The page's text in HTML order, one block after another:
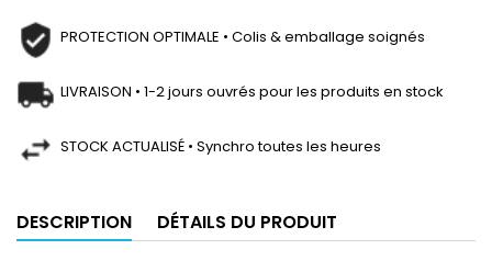
PROTECTION OPTIMALE • Colis & emballage soignés
LIVRAISON • 1-2 jours ouvrés pour les produits en stock
STOCK ACTUALISÉ • Synchro toutes les heures
DESCRIPTION DÉTAILS DU PRODUIT